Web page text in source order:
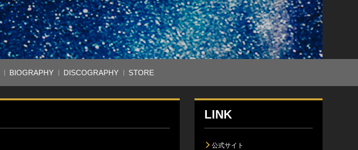
BIOGRAPHY DISCOGRAPHY STORE
LINK
公式サイト